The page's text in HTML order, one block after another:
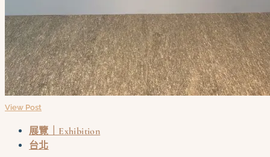
View Post
展覽｜Exhibition
台北